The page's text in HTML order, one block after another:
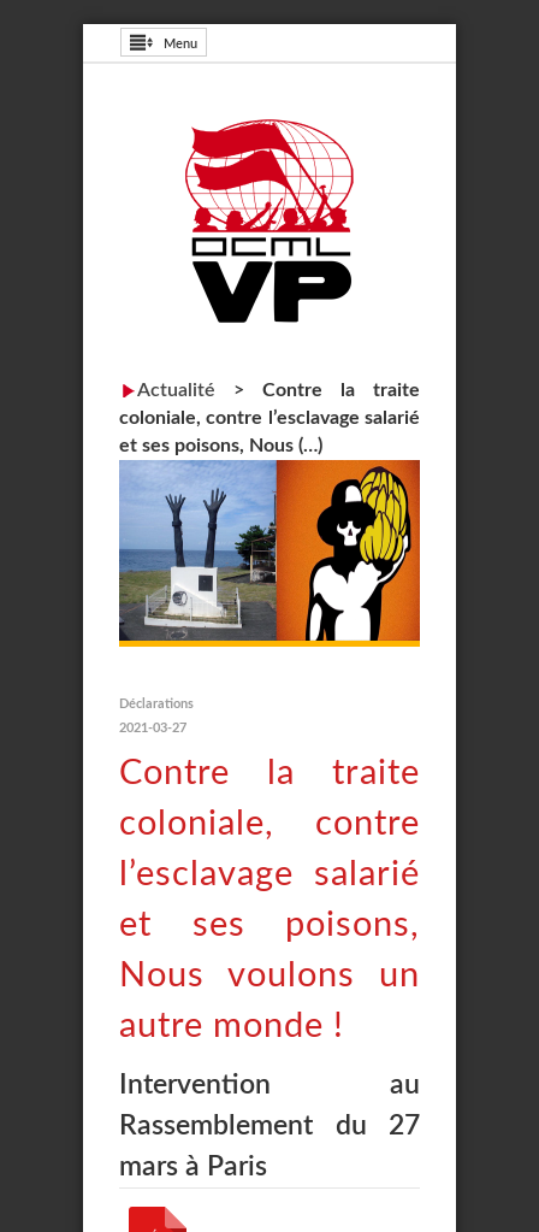
Menu
Actualité > Contre la traite
coloniale, contre l’esclavage salarié
et ses poisons, Nous (…)
Déclarations
2021-03-27
Contre la traite
coloniale, contre
l’esclavage salarié
et ses poisons,
Nous voulons un
autre monde !
Intervention au
Rassemblement du 27
mars à Paris